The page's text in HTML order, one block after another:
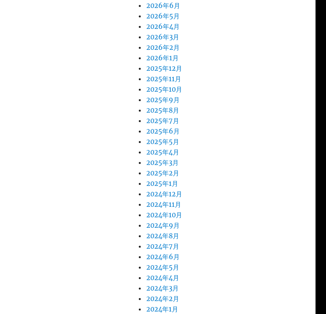
2026年6月
2026年5月
2026年4月
2026年3月
2026年2月
2026年1月
2025年12月
2025年11月
2025年10月
2025年9月
2025年8月
2025年7月
2025年6月
2025年5月
2025年4月
2025年3月
2025年2月
2025年1月
2024年12月
2024年11月
2024年10月
2024年9月
2024年8月
2024年7月
2024年6月
2024年5月
2024年4月
2024年3月
2024年2月
2024年1月